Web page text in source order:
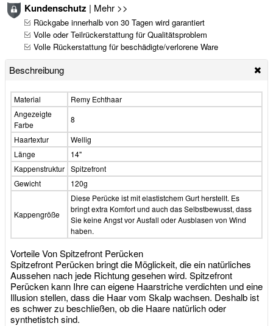
Kundenschutz | Mehr >>
Rückgabe innerhalb von 30 Tagen wird garantiert
Volle oder Teilrückerstattung für Qualitätsproblem
Volle Rückerstattung für beschädigte/verlorene Ware
Beschreibung
Material
Remy Echthaar
Angezeigte
Farbe
8
Haartextur
Wellig
Länge
14"
Kappenstruktur Spitzefront
Gewicht
120g
Kappengröße
Diese Perücke ist mit elastistchem Gurt herstellt. Es
bringt extra Komfort und auch das Selbstbewusst, dass
Sie keine Angst vor Ausfall oder Ausblasen von Wind
haben.
Vorteile Von Spitzefront Perücken
Spitzefront Perücken bringt die Möglickeit, die ein natürliches
Aussehen nach jede Richtung gesehen wird. Spitzefront
Perücken kann Ihre can eigene Haarstriche verdichten und eine
Illusion stellen, dass die Haar vom Skalp wachsen. Deshalb ist
es schwer zu beschließen, ob die Haare natürlich oder
synthetistch sind.